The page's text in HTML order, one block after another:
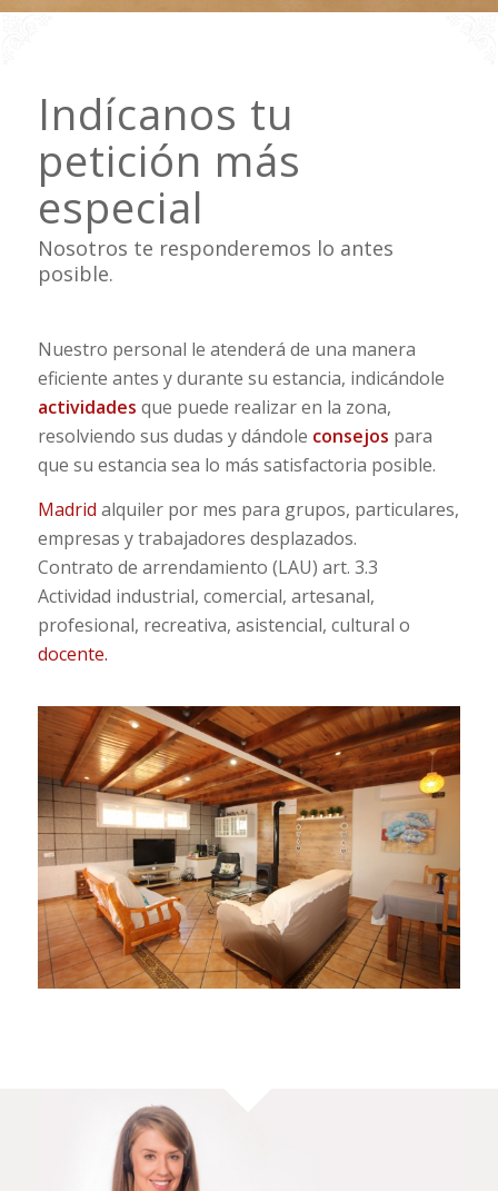
Indícanos tu
petición más
especial
Nosotros te responderemos lo antes
posible.
Nuestro personal le atenderá de una manera
eficiente antes y durante su estancia, indicándole
actividades que puede realizar en la zona,
resolviendo sus dudas y dándole consejos para
que su estancia sea lo más satisfactoria posible.
Madrid alquiler por mes para grupos, particulares,
empresas y trabajadores desplazados.
Contrato de arrendamiento (LAU) art. 3.3
Actividad industrial, comercial, artesanal,
profesional, recreativa, asistencial, cultural o
docente.